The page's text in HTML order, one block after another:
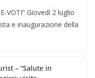
VOTI” Giovedì 2 luglio
e inaugurazione della
– “Salute in